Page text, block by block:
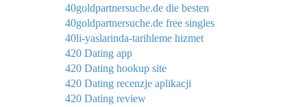
40goldpartnersuche.de die besten
40goldpartnersuche.de free singles
40li-yaslarinda-tarihleme hizmet
420 Dating app
420 Dating hookup site
420 Dating recenzje aplikacji
420 Dating review